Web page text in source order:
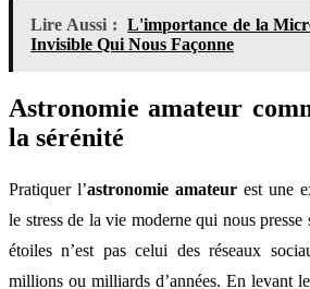
Lire Aussi : L'importance de la
Invisible Qui Nous Façonne
Astronomie amateur
la sérénité
Pratiquer l’astronomie amateur est une
le stress de la vie moderne qui nous presse
étoiles n’est pas celui des réseaux
millions ou milliards d’années. En levant